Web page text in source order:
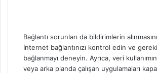
Bağlantı sorunları da bildirimlerin
İnternet bağlantınızı kontrol edin ve
bağlanmayı deneyin. Ayrıca, veri
veya arka planda çalışan uygulamaları